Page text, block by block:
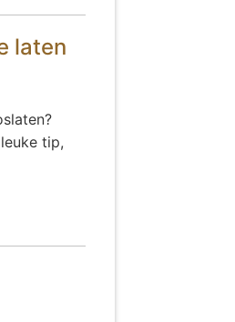
laten
tip,